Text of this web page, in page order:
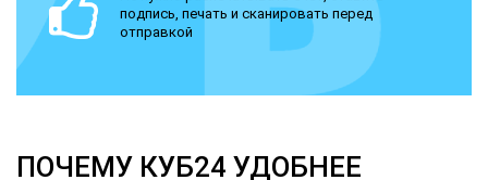
подпись, печать и сканировать перед
отправкой
ПОЧЕМУ КУБ24 УДОБНЕЕ